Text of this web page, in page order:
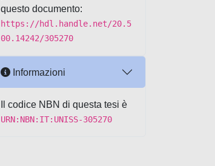
questo documento:
https://hdl.handle.net/20.5
00.14242/305270
Informazioni
Il codice NBN di questa tesi è
URN:NBN:IT:UNISS-305270